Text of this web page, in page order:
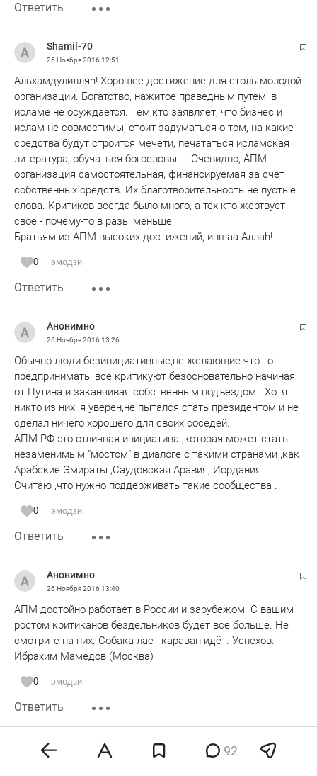
Ответить
Shamil-70
26 Ноября 2016 12:51
Альхамдулилляh! Хорошее достижение для столь молодой
организации. Богатство, нажитое праведным путем, в
исламе не осуждается. Тем,кто заявляет, что бизнес и
ислам не совместимы, стоит задуматься о том, на какие
средства будут строится мечети, печататься исламская
литература, обучаться богословы.... Очевидно, АПМ
организация самостоятельная, финансируемая за счет
собственных средств. Их благотворительность не пустые
слова. Критиков всегда было много, а тех кто жертвует
свое - почему-то в разы меньше
Братьям из АПМ высоких достижений, иншаа Аллаh!
0 эмодзи
Ответить
Анонимно
26 Ноября 2016 13:26
Обычно люди безинициативные,не желающие что-то
предпринимать, все критикуют безосновательно начиная
от Путина и заканчивая собственным подъездом . Хотя
никто из них ,я уверен,не пытался стать президентом и не
сделал ничего хорошего для своих соседей.
АПМ РФ это отличная инициатива ,которая может стать
незаменимым "мостом" в диалоге с такими странами ,как
Арабские Эмираты ,Саудовская Аравия, Иордания .
Считаю ,что нужно поддерживать такие сообщества .
0 эмодзи
Ответить
Анонимно
26 Ноября 2016 13:40
АПМ достойно работает в России и зарубежом. С вашим
ростом критиканов бездельников будет все больше. Не
смотрите на них. Собака лает караван идёт. Успехов.
Ибрахим Мамедов (Москва)
0 эмодзи
Ответить
Анонимно
26 Ноября 2016 13:41
92